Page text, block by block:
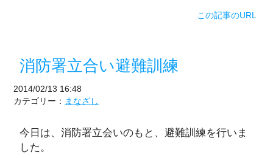
この記事のURL
消防署立合い避難訓練
2014/02/13 16:48
カテゴリー： まなざし
今日は、消防署立会いのもと、避難訓練を行いま
した。